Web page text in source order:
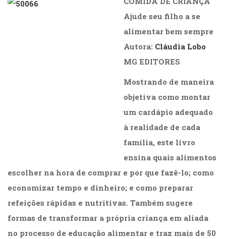
Ajude seu filho a se
alimentar bem sempre
Autora: Cláudia Lobo
MG EDITORES
Mostrando de maneira
objetiva como montar
um cardápio adequado
à realidade de cada
família, este livro
ensina quais alimentos
escolher na hora de comprar e por que fazê-lo; como
economizar tempo e dinheiro; e como preparar
refeições rápidas e nutritivas. Também sugere
formas de transformar a própria criança em aliada
no processo de educação alimentar e traz mais de 50